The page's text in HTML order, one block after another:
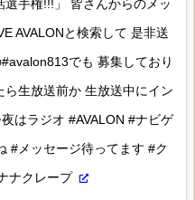
手権!!!」 皆さんからのメッ
AVALONと検索して 是非送
でも 募集しており
生放送前か 生放送中にイン
はラジオ #AVALON #ナビゲ
#メッセージ待ってます #ク
ナクレープ